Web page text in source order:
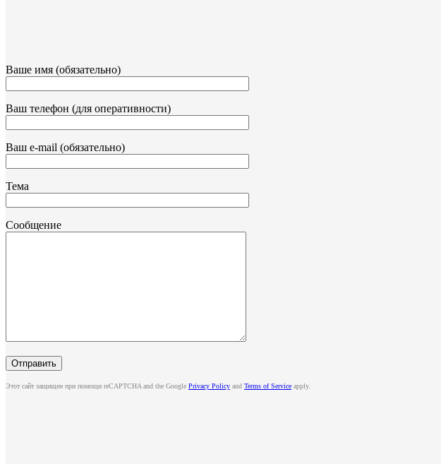
Ваше имя (обязательно)
Ваш телефон (для оперативности)
Ваш e-mail (обязательно)
Тема
Сообщение
Этот сайт защищен при помощи reCAPTCHA and the Google Privacy Policy and Terms of Service apply.